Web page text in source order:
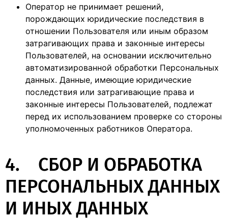
Оператор не принимает решений,
порождающих юридические последствия в
отношении Пользователя или иным образом
затрагивающих права и законные интересы
Пользователей, на основании исключительно
автоматизированной обработки Персональных
данных. Данные, имеющие юридические
последствия или затрагивающие права и
законные интересы Пользователей, подлежат
перед их использованием проверке со стороны
уполномоченных работников Оператора.
4. СБОР И ОБРАБОТКА
ПЕРСОНАЛЬНЫХ ДАННЫХ
И ИНЫХ ДАННЫХ